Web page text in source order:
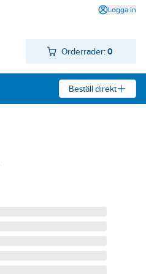
Logga in
Orderrader: 0
Beställ direkt